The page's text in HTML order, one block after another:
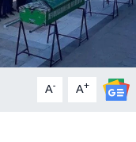
A- A+